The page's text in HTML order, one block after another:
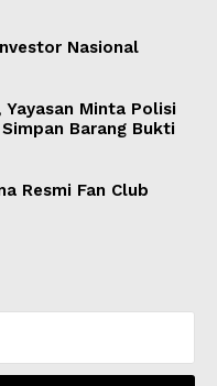
Nasional
Minta Polisi
Barang Bukti
Resmi Fan Club